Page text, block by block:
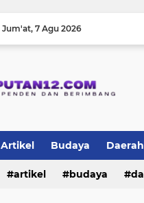
Jum'at 7 Agu 2026
Artikel Budaya Daerah
Politik TNI-Polri
artikel budaya